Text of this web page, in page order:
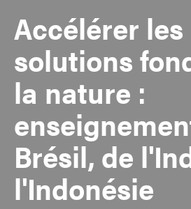
Accélérer les
solutions
la nature :
Brésil, de
l'Indonésie